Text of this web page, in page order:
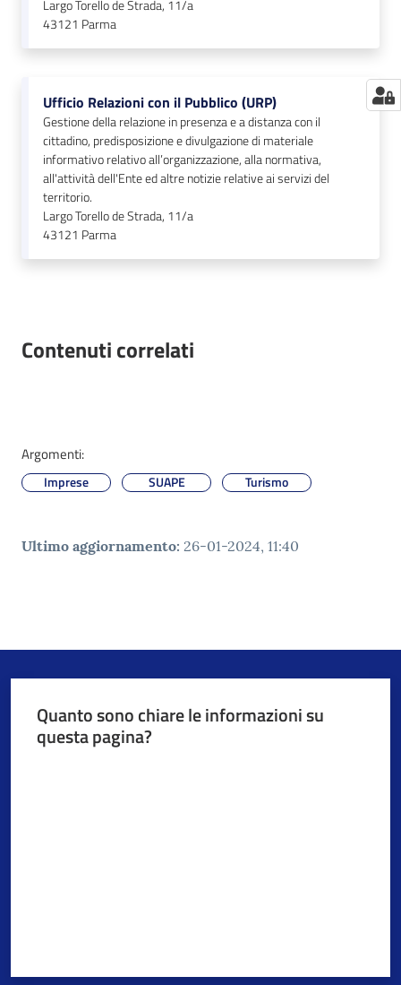
Largo Torello de Strada, 11/a
43121 Parma
Ufficio Relazioni con il Pubblico (URP)
Gestione della relazione in presenza e a distanza con il
cittadino, predisposizione e divulgazione di materiale
informativo relativo all’organizzazione, alla normativa,
all'attività dell'Ente ed altre notizie relative ai servizi del
territorio.
Largo Torello de Strada, 11/a
43121 Parma
Contenuti correlati
Argomenti:
Imprese SUAPE Turismo
Ultimo aggiornamento: 26-01-2024, 11:40
Quanto sono chiare le informazioni su
questa pagina?